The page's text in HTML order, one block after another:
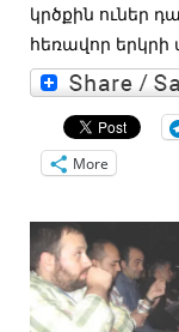
կրծքին ուներ
հեռավոր երկրի
More